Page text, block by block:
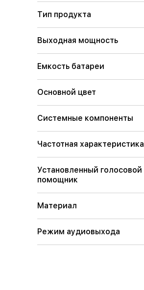
Тип продукта
Выходная мощность
Емкость батареи
Основной цвет
Системные компоненты
Частотная характеристика
Установленный голосовой
помощник
Материал
Режим аудиовыхода